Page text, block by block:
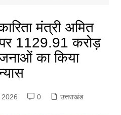
मंत्री अमित
1129.91 करोड़
का किया
0 उत्तराखंड